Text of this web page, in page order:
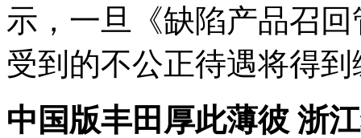
示，一旦《缺陷产品召
受到的不公正待遇将得到
中国版丰田厚此薄彼 浙